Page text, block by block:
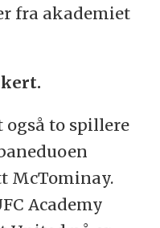
fra akademiet
også to spillere
McTominay.
Academy